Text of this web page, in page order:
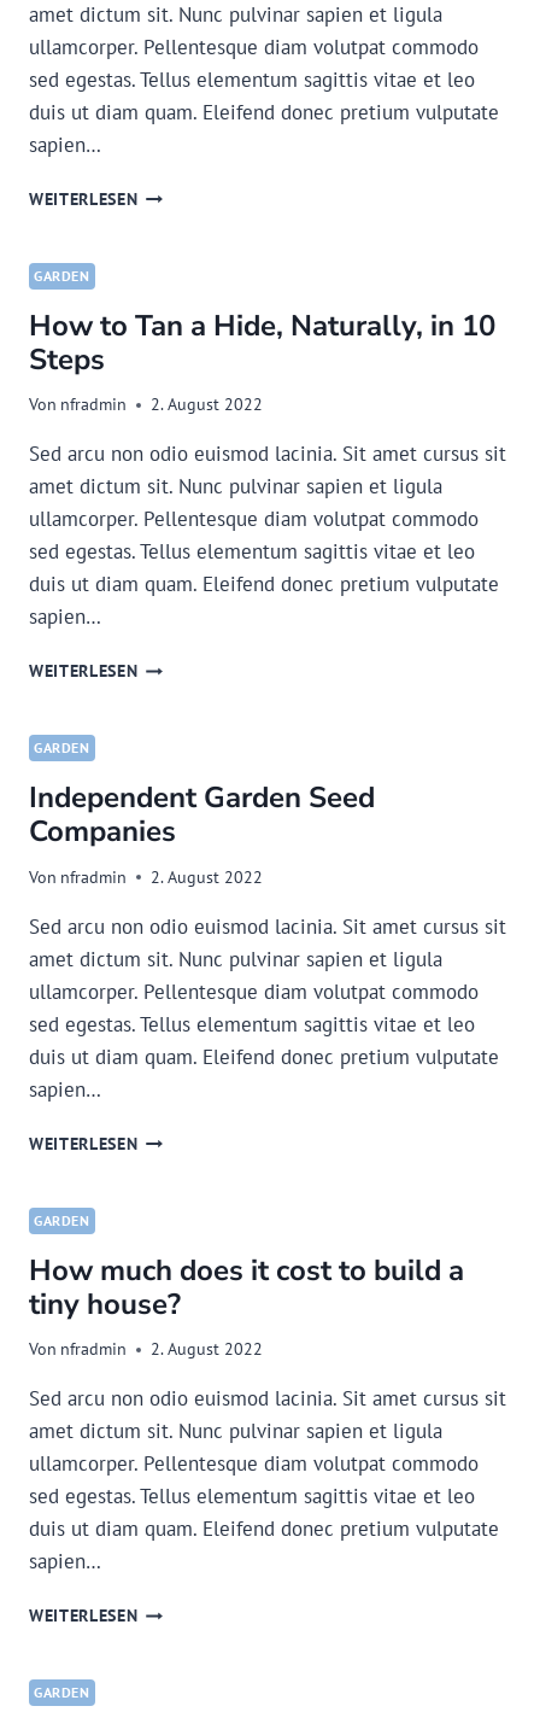
amet dictum sit. Nunc pulvinar sapien et ligula
ullamcorper. Pellentesque diam volutpat commodo
sed egestas. Tellus elementum sagittis vitae et leo
duis ut diam quam. Eleifend donec pretium vulputate
sapien…
WEITERLESENREALITY
GARDEN
How to Tan a Hide, Naturally, in 10
Steps
Von nfradmin 2. August 2022
Sed arcu non odio euismod lacinia. Sit amet cursus sit
amet dictum sit. Nunc pulvinar sapien et ligula
ullamcorper. Pellentesque diam volutpat commodo
sed egestas. Tellus elementum sagittis vitae et leo
duis ut diam quam. Eleifend donec pretium vulputate
sapien…
WEITERLESENHOW
NATURALLY,
IN
10
STEPS
GARDEN
Independent Garden Seed
Companies
Von nfradmin 2. August 2022
Sed arcu non odio euismod lacinia. Sit amet cursus sit
amet dictum sit. Nunc pulvinar sapien et ligula
ullamcorper. Pellentesque diam volutpat commodo
sed egestas. Tellus elementum sagittis vitae et leo
duis ut diam quam. Eleifend donec pretium vulputate
sapien…
WEITERLESENINDEPENDENT
GARDEN
How much does it cost to build a
tiny house?
Von nfradmin 2. August 2022
Sed arcu non odio euismod lacinia. Sit amet cursus sit
amet dictum sit. Nunc pulvinar sapien et ligula
ullamcorper. Pellentesque diam volutpat commodo
sed egestas. Tellus elementum sagittis vitae et leo
duis ut diam quam. Eleifend donec pretium vulputate
sapien…
WEITERLESENHOW
GARDEN